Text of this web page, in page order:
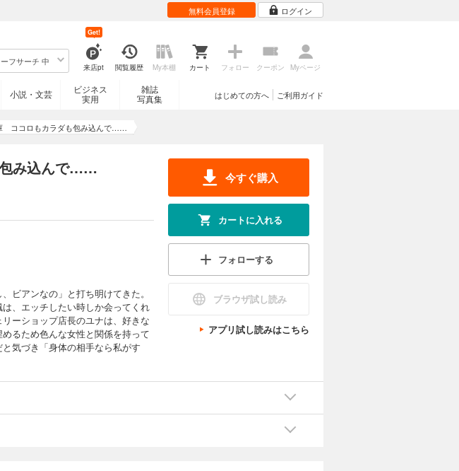
無料会員登録 ログイン
フサーチ 中
来店pt
Get!
閲覧履歴 My本棚 カート フォロー クーポン Myページ
小説・文芸
ビジネス
実用
雑誌
写真集
ご利用ガイド
はじめての方へ
ココロもカラダも包み込んで……
み込んで……
ビアンなの」と打ち明けてきた。
、エッチしたい時しか会ってくれ
ーショップ店長のユナは、好きな
るため色んな女性と関係を持って
気づき「身体の相手なら私がす
今すぐ購入
カートに入れる
フォローする
ブラウザ試し読み
アプリ試し読みはこちら